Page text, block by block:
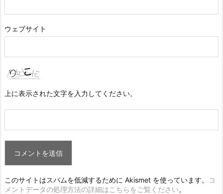
ウェブサイト
上に表示された文字を入力してください。
このサイトはスパムを低減するために Akismet を使っています。
コ
メントデータの処理方法の詳細はこちらをご覧ください。